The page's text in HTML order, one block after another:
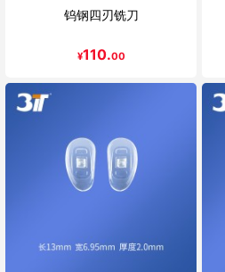
钨钢四刃铣刀
¥110.00